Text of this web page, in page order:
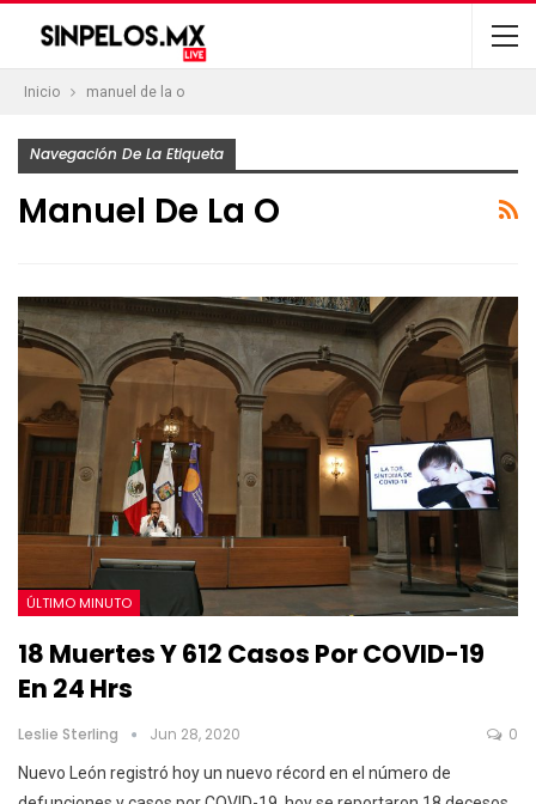
Inicio manuel de la o
Navegación De La Etiqueta
Manuel De La O
ÚLTIMO MINUTO
18 Muertes Y 612 Casos Por COVID-19
En 24 Hrs
Leslie Sterling Jun 28, 2020 0
Nuevo León registró hoy un nuevo récord en el número de